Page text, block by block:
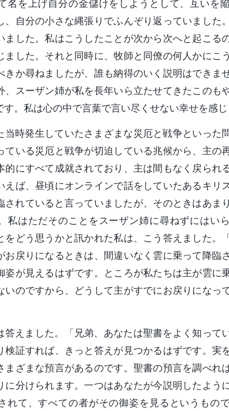
名を上げ自分の金儲けをしようとして、互いを
、自分の小さな縄張りでふんぞり返っていました
ました。私はこうしたことが次から次へと起こる
ました。それと同時に、牧師と同僚の何人かにこ
きか尋ねましたが、誰も納得のいく説明はできま
、スーザン姉が私を長年いら立たせてきたこのも
。私は心の中で言葉で言い尽くせない幸せを感じ
当時発生していたさまざまな災厄と戦争といった
ている災厄と戦争が切迫している兆候から、主の
的にすべて成就されており、主は間もなく戻られ
えば、昼頃にオンラインで話をしていたあるキリ
されていると言っていましたが、そのときはあま
私はただそのことをスーザン姉に尋ねずにはい
をどう思うかと訊かれた私は、こう答えました。
お戻りになるときは、間違いなく雲に乗って降臨
姿が見えるはずです。ところが私たちは主が雲に
いのですから、どうして主がすでにお戻りになっ
答えました。「兄弟、あなたは聖書をよく知って
検証すれば、きっと答えが見つかるはずです。実
まざまな預言があるのです。聖書の預言を調べれ
に分けられます。一つはあなたが今説明したよう
れて、すべての者がその御姿を見るというもの